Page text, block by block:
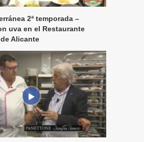
2ª temporada –
uva en el Restaurante
Alicante